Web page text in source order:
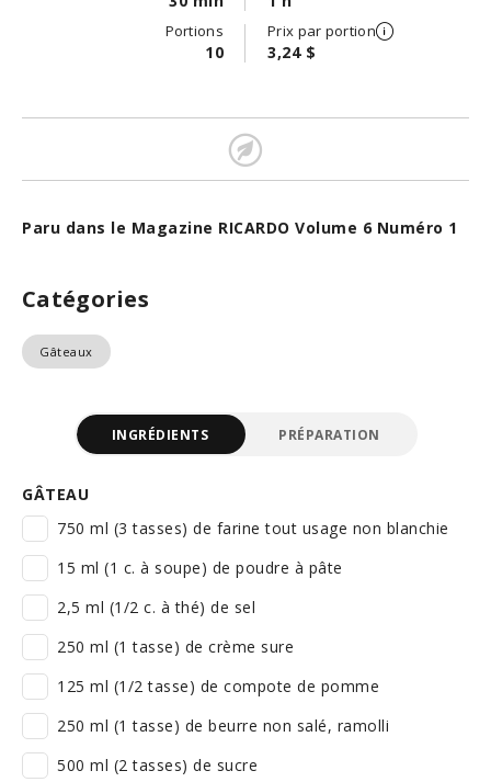
Portions
10
Prix par portion
3,24 $
Paru dans le Magazine RICARDO Volume 6 Numéro 1
Catégories
Gâteaux
INGRÉDIENTS PRÉPARATION
GÂTEAU
750 ml (3 tasses) de farine tout usage non blanchie
15 ml (1 c. à soupe) de poudre à pâte
2,5 ml (1/2 c. à thé) de sel
250 ml (1 tasse) de crème sure
125 ml (1/2 tasse) de compote de pomme
250 ml (1 tasse) de beurre non salé, ramolli
500 ml (2 tasses) de sucre